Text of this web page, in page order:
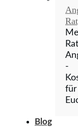
-
für
Blog